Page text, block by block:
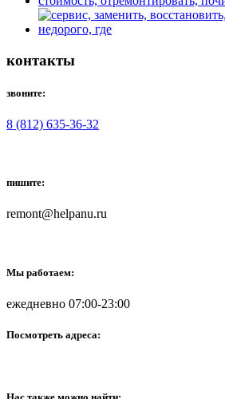
контакты
звоните:
8 (812) 635-36-32
пишите:
remont@helpanu.ru
Мы работаем:
ежедневно 07:00-23:00
Посмотреть адреса: